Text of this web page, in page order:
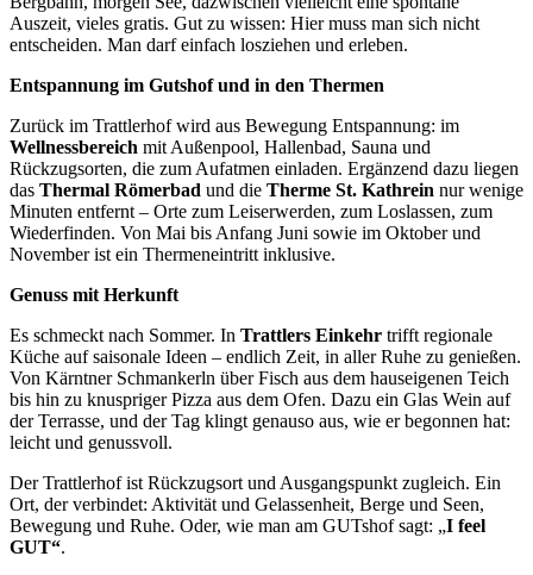
Auszeit, vieles gratis. Gut zu wissen: Hier muss man sich nicht
entscheiden. Man darf einfach losziehen und erleben.
Entspannung im Gutshof und in den Thermen
Zurück im Trattlerhof wird aus Bewegung Entspannung: im
Wellnessbereich mit Außenpool, Hallenbad, Sauna und
Rückzugsorten, die zum Aufatmen einladen. Ergänzend dazu liegen
das Thermal Römerbad und die Therme St. Kathrein nur wenige
Minuten entfernt – Orte zum Leiserwerden, zum Loslassen, zum
Wiederfinden. Von Mai bis Anfang Juni sowie im Oktober und
November ist ein Thermeneintritt inklusive.
Genuss mit Herkunft
Es schmeckt nach Sommer. In Trattlers Einkehr trifft regionale
Küche auf saisonale Ideen – endlich Zeit, in aller Ruhe zu genießen.
Von Kärntner Schmankerln über Fisch aus dem hauseigenen Teich
bis hin zu knuspriger Pizza aus dem Ofen. Dazu ein Glas Wein auf
der Terrasse, und der Tag klingt genauso aus, wie er begonnen hat:
leicht und genussvoll.
Der Trattlerhof ist Rückzugsort und Ausgangspunkt zugleich. Ein
Ort, der verbindet: Aktivität und Gelassenheit, Berge und Seen,
Bewegung und Ruhe. Oder, wie man am GUTshof sagt: „I feel
GUT“.